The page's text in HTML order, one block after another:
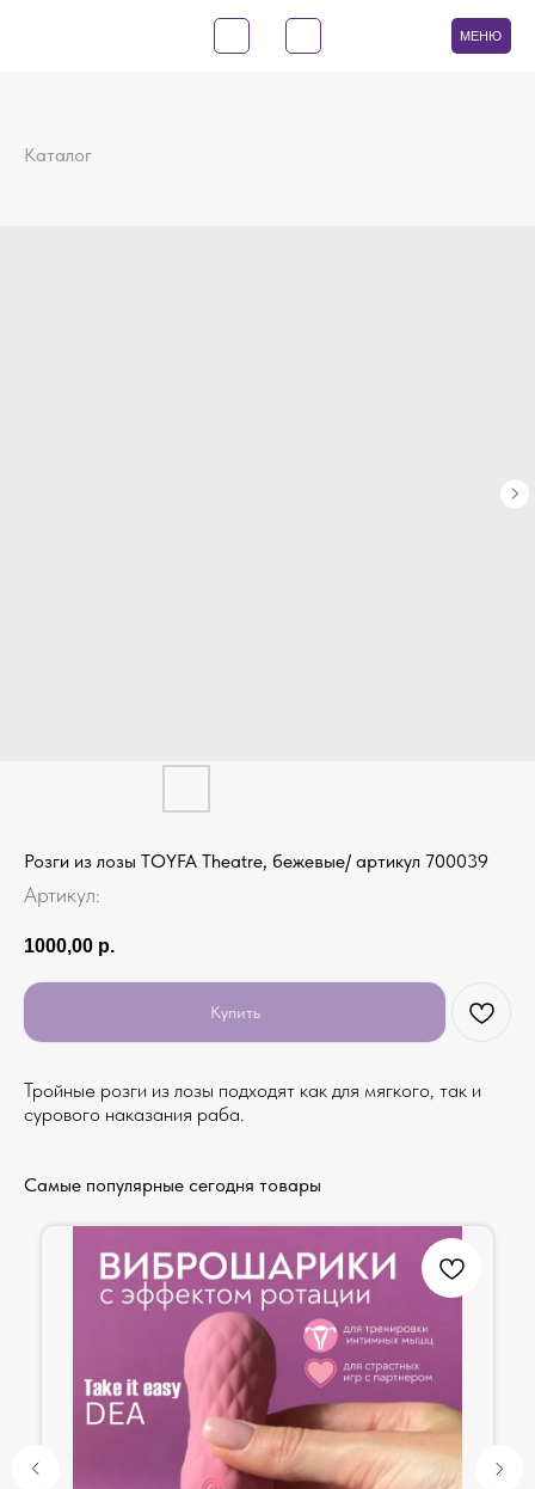
МЕНЮ
Каталог
Розги из лозы TOYFA Theatre, бежевые/ артикул 700039
Артикул:
1000,00 р.
Купить
Тройные розги из лозы подходят как для мягкого, так и
сурового наказания раба.
Самые популярные сегодня товары